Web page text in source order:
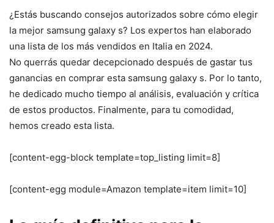
¿Estás buscando consejos autorizados sobre cómo elegir
la mejor samsung galaxy s? Los expertos han elaborado
una lista de los más vendidos en Italia en 2024.
No querrás quedar decepcionado después de gastar tus
ganancias en comprar esta samsung galaxy s. Por lo tanto,
he dedicado mucho tiempo al análisis, evaluación y crítica
de estos productos. Finalmente, para tu comodidad,
hemos creado esta lista.
[content-egg-block template=top_listing limit=8]
[content-egg module=Amazon template=item limit=10]